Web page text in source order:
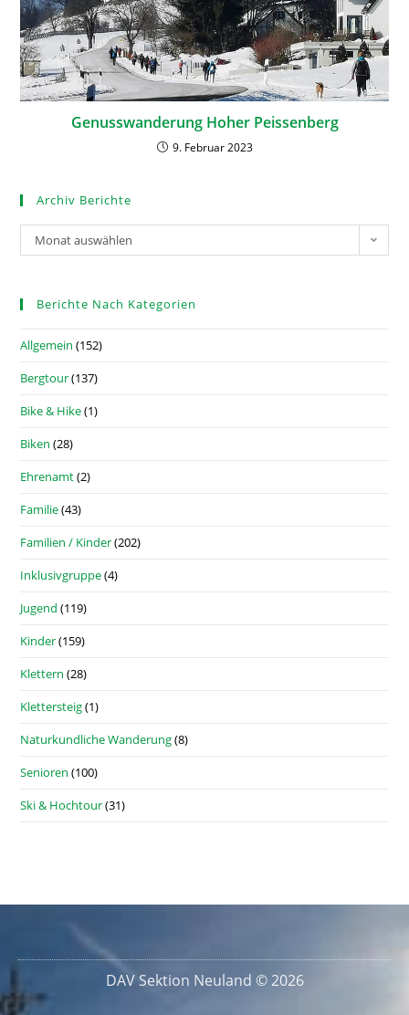
Genusswanderung Hoher Peissenberg
9. Februar 2023
Archiv Berichte
Monat auswählen
Berichte Nach Kategorien
Allgemein (152)
Bergtour(137)
Bike & Hike(1)
Biken (28)
Ehrenamt(2)
Familie(43)
Familien / Kinder(202)
Inklusivgruppe(4)
Jugend (119)
Kinder(159)
Klettern (28)
Klettersteig(1)
Naturkundliche Wanderung(8)
Senioren (100)
Ski & Hochtour(31)
DAV Sektion Neuland © 2026